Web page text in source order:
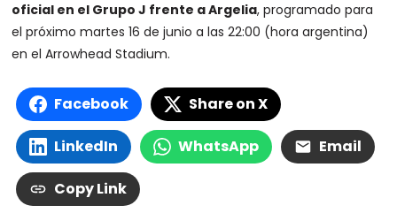
oficial en el Grupo J frente a Argelia, programado para
el próximo martes 16 de junio a las 22:00 (hora argentina)
en el Arrowhead Stadium.
Facebook Share on X
LinkedIn WhatsApp Email
Copy Link